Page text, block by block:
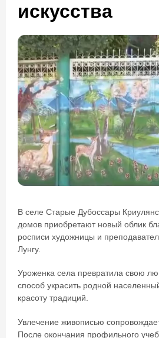
искусства
В селе Старые Дубоссары
домов приобретают новый облик
росписи художницы и
Лунгу.
Уроженка села превратила свою
способ украсить родной
красоту традиций.
Увлечение живописью
После окончания профильного